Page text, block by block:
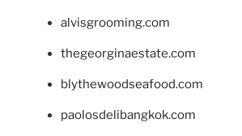
alvisgrooming.com
thegeorginaestate.com
blythewoodseafood.com
paolosdelibangkok.com